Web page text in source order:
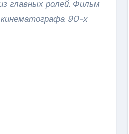
главных ролей. Фильм
кинематографа 90-х